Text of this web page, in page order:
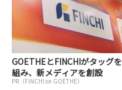
GOETHEとFINCHIがタッグを
組み、新メディアを創設
PR（FINCHI on GOETHE）